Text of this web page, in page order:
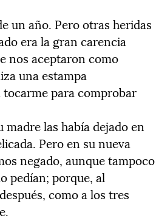
un año. Pero otras heridas
era la gran carencia
nos aceptaron como
una estampa
tocarme para comprobar
las había dejado en
Pero en su nueva
negado, aunque tampoco
pedían; porque, al
como a los tres